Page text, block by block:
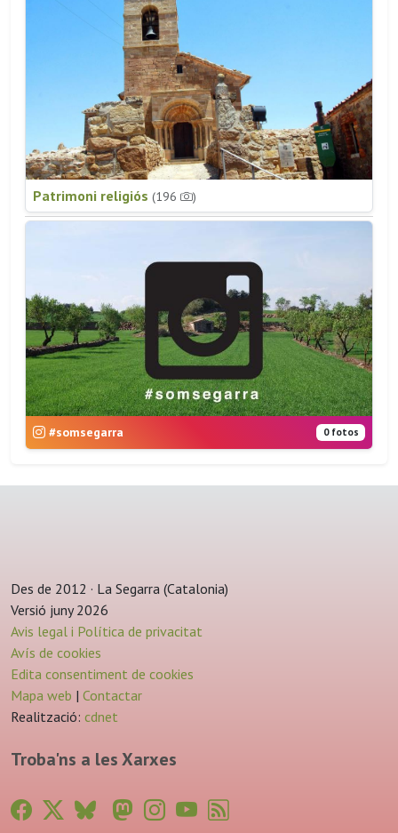
Patrimoni religiós (196 )
#somsegarra 0 fotos
Des de 2012 · La Segarra (Catalonia)
Versió juny 2026
Avis legal i Política de privacitat
Avís de cookies
Edita consentiment de cookies
Mapa web | Contactar
Realització: cdnet
Troba'ns a les Xarxes